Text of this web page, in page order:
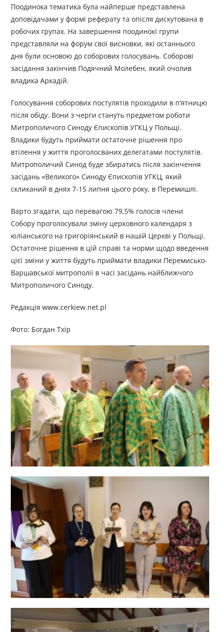
Поодинока тематика була найперше представлена
доповідачами у формі реферату та опісля дискутована в
робочих групах. На завершення поодинокі групи
представляли на форум свої висновки, які останнього
дня були основою до соборових голосувань. Соборові
засідання закінчив Подячний Молебен, який очолив
владика Аркадій.
Голосування соборових постулятів проходили в п’ятницю
після обіду. Вони з черги стануть предметом роботи
Митрополичого Синоду Єпископів УГКЦ у Польщі.
Владики будуть приймати остаточне рішення про
втілення у життя проголосваних делегатами постулятів.
Митрополичий Синод буде збиратись після закінчення
засідань «Великого» Синоду Єпископів УГКЦ, який
скликаний в днях 7-15 липня цього року, в Перемишлі.
Варто згадати, що перевагою 79,5% голосів члени
Собору проголосували зміну церковного календаря з
юліанського на григоріянський в нашій Церкві у Польщі.
Остаточне рішення в цій справі та норми щодо введення
цієї зміни у життя будуть приймати владики Перемисько-
Варшавської митрополії в часі засідань найближчого
Митрополичого Синоду.
Редакція www.cerkiew.net.pl
Фото: Богдан Тхір